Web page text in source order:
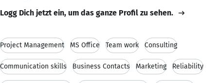
Logg Dich jetzt ein, um das ganze Profil zu sehen.
Project Management MS Office Team work Consulting
Communication skills Business Contacts Marketing Reliability